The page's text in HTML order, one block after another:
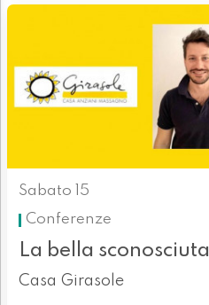
Sabato 15
Conferenze
La bella sconosciuta
Casa Girasole